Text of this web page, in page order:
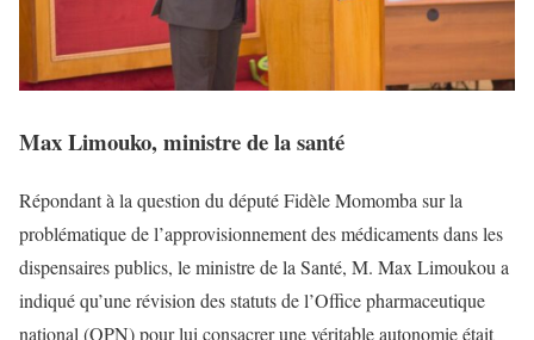
Max Limouko, ministre de la santé
Répondant à la question du député Fidèle Momomba sur la
problématique de l’approvisionnement des médicaments dans les
dispensaires publics, le ministre de la Santé, M. Max Limoukou a
indiqué qu’une révision des statuts de l’Office pharmaceutique
national (OPN) pour lui consacrer une véritable autonomie était